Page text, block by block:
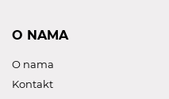
O NAMA
O nama
Kontakt